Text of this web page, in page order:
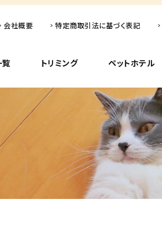
トリミング ペットホテル
会社概要 特定商取引法に基づく表記